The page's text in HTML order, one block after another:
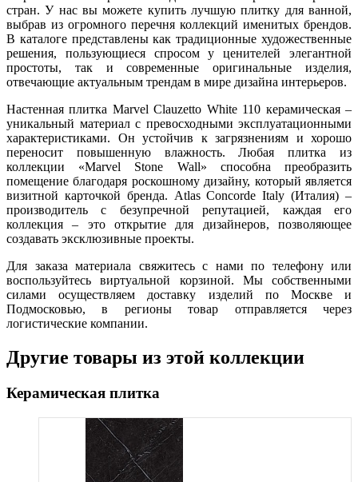
стран. У нас вы можете купить лучшую плитку для ванной,
выбрав из огромного перечня коллекций именитых брендов.
В каталоге представлены как традиционные художественные
решения, пользующиеся спросом у ценителей элегантной
простоты, так и современные оригинальные изделия,
отвечающие актуальным трендам в мире дизайна интерьеров.
Настенная плитка Marvel Clauzetto White 110 керамическая –
уникальный материал с превосходными эксплуатационными
характеристиками. Он устойчив к загрязнениям и хорошо
переносит повышенную влажность. Любая плитка из
коллекции «Marvel Stone Wall» способна преобразить
помещение благодаря роскошному дизайну, который является
визитной карточкой бренда. Atlas Concorde Italy (Италия) –
производитель с безупречной репутацией, каждая его
коллекция – это открытие для дизайнеров, позволяющее
создавать эксклюзивные проекты.
Для заказа материала свяжитесь с нами по телефону или
воспользуйтесь виртуальной корзиной. Мы собственными
силами осуществляем доставку изделий по Москве и
Подмосковью, в регионы товар отправляется через
логистические компании.
Другие товары из этой коллекции
Керамическая плитка